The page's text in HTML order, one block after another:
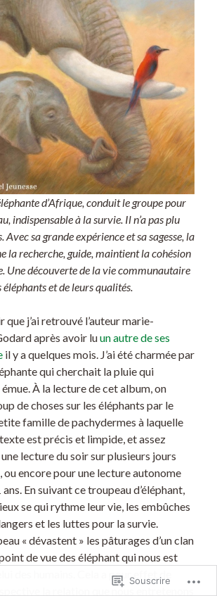
d’Afrique, conduit le groupe pour
indispensable à la survie. Il n’a pas plu
Avec sa grande expérience et sa sagesse, la
la recherche, guide, maintient la cohésion
Une découverte de la vie communautaire
éléphants et de leurs qualités.
que j’ai retrouvé l’auteur marie-
après avoir luun autre de ses
il y a quelques mois. J’ai été charmée par
qui cherchait la pluie qui
émue. À la lecture de cet album, on
de choses sur les éléphants par le
famille de pachydermes à laquelle
texte est précis et limpide, et assez
lecture du soir sur plusieurs jours
ou encore pour une lecture autonome
En suivant ce troupeau d’éléphant,
se qui rythme leur vie, les embûches
et les luttes pour la survie.
« dévastent » les pâturages d’un clan
de vue des éléphant qui nous est
des humains. Cela a pour effet de
la relation que nous entretenons
Souscrire